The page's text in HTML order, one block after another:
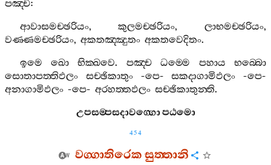
පඤ‍්ච:
ආවාසමච‍්ඡරියං,කුලමච‍්ඡරියං, ලාභමච‍්ඡරියං,
වණ‍්ණමච‍්ඡරියං, අකතඤ‍්ඤුතං අකතවෙදිතං.
ඉමෙ
ඛො භික‍්ඛවෙ. පඤ‍්ච ධම‍්මෙ පහාය
භබ‍්බො
සොතාපත‍්තිඵලං
සච‍්ඡිකාතුං-පෙ-සකදාගාමිඵලං -පෙ-
අනාගාමිඵලං -පෙ- අරහත‍්තඵලං සච‍්ඡිකාතුන‍්ති.
උපසම‍්පසදාවග‍්ගොපඨමො
454
වග‍්ගාතිරෙකසුත‍්තානි